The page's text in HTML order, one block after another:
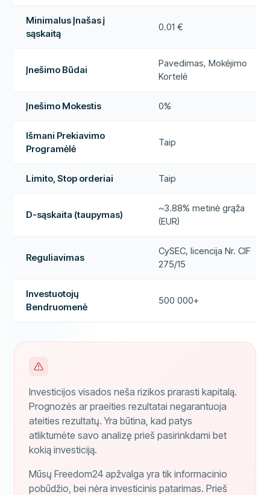
Minimalus Įnašas į
sąskaitą
0.01 €
Įnešimo Būdai
Pavedimas, Mokėjimo
Kortelė
Įnešimo Mokestis 0%
Išmani Prekiavimo
Programėlė
Taip
Limito, Stop orderiai Taip
D-sąskaita (taupymas)
~3.88% metinė grąža
(EUR)
Reguliavimas
CySEC, licencija Nr. CIF
275/15
Investuotojų
Bendruomenė
500 000+
Investicijos visados neša rizikos prarasti kapitalą.
Prognozės ar praeities rezultatai negarantuoja
ateities rezultatų. Yra būtina, kad patys
atliktumėte savo analizę prieš pasirinkdami bet
kokią investiciją.
Mūsų Freedom24 apžvalga yra tik informacinio
pobūdžio, bei nėra investicinis patarimas. Prieš